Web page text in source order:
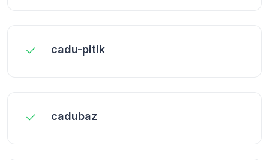
cadu-pitik
cadubaz